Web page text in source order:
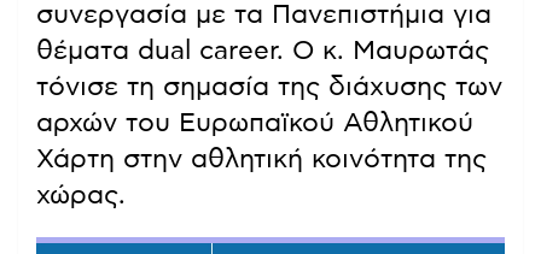
συνεργασία με τα Πανεπιστήμια για
θέματα dual career. Ο κ. Μαυρωτάς
τόνισε τη σημασία της διάχυσης των
αρχών του Ευρωπαϊκού Αθλητικού
Χάρτη στην αθλητική κοινότητα της
χώρας.